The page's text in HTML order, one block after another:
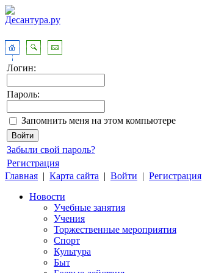
Логин:
Пароль:
Запомнить меня на этом компьютере
Забыли свой пароль?
Регистрация
Главная | Карта сайта | Войти | Регистрация
Новости
Учебные занятия
Учения
Торжественные мероприятия
Спорт
Культура
Быт